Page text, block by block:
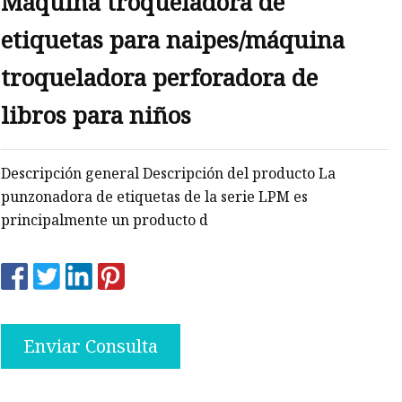
etiquetas para naipes/máquina
troqueladora perforadora de
libros para niños
Descripción general Descripción del producto La
punzonadora de etiquetas de la serie LPM es
principalmente un producto d
Enviar Consulta